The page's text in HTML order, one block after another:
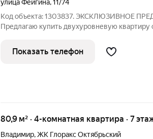
улица Фейгина,11/74
Код объекта: 1303837. ЭКСКЛЮЗИВНОЕ
Предлагаю купить двухуровневую
расположена на 3 и 4 этажах, в подъезде 6
этаже кухня-столовая, сан.
Показать телефон
80,9 м² · 4-комнатная квартира · 7
Владимир,ЖК Глоракс Октябрьский